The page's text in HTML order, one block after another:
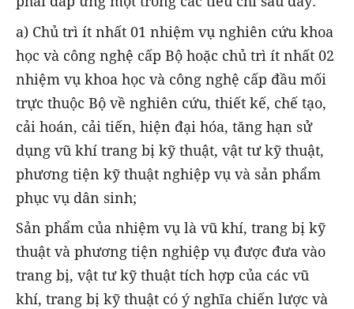
a) Chủ trì ít nhất 01 nhiệm vụ nghiên cứu khoa
học và công nghệ cấp Bộ hoặc chủ trì ít nhất 02
nhiệm vụ khoa học và công nghệ cấp đầu mối
trực thuộc Bộ về nghiên cứu, thiết kế, chế tạo,
cải hoán, cải tiến, hiện đại hóa, tăng hạn sử
dụng vũ khí trang bị kỹ thuật, vật tư kỹ thuật,
phương tiện kỹ thuật nghiệp vụ và sản phẩm
phục vụ dân sinh;
Sản phẩm của nhiệm vụ là vũ khí, trang bị kỹ
thuật và phương tiện nghiệp vụ được đưa vào
trang bị, vật tư kỹ thuật tích hợp của các vũ
khí, trang bị kỹ thuật có ý nghĩa chiến lược và